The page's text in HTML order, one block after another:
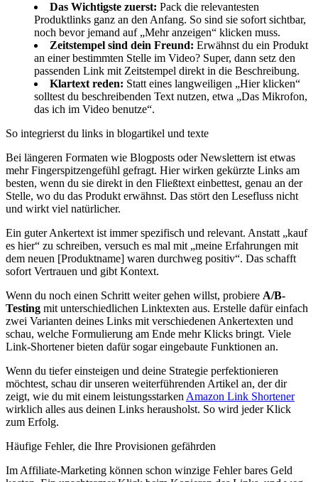
Das Wichtigste zuerst: Pack die relevantesten
Produktlinks ganz an den Anfang. So sind sie sofort sichtbar,
noch bevor jemand auf „Mehr anzeigen“ klicken muss.
Zeitstempel sind dein Freund: Erwähnst du ein Produkt
an einer bestimmten Stelle im Video? Super, dann setz den
passenden Link mit Zeitstempel direkt in die Beschreibung.
Klartext reden: Statt eines langweiligen „Hier klicken“
solltest du beschreibenden Text nutzen, etwa „Das Mikrofon,
das ich im Video benutze“.
So integrierst du links in blogartikel und texte
Bei längeren Formaten wie Blogposts oder Newslettern ist etwas
mehr Fingerspitzengefühl gefragt. Hier wirken gekürzte Links am
besten, wenn du sie direkt in den Fließtext einbettest, genau an der
Stelle, wo du das Produkt erwähnst. Das stört den Lesefluss nicht
und wirkt viel natürlicher.
Ein guter Ankertext ist immer spezifisch und relevant. Anstatt „kauf
es hier“ zu schreiben, versuch es mal mit „meine Erfahrungen mit
dem neuen [Produktname] waren durchweg positiv“. Das schafft
sofort Vertrauen und gibt Kontext.
Wenn du noch einen Schritt weiter gehen willst, probiere A/B-
Testing mit unterschiedlichen Linktexten aus. Erstelle dafür einfach
zwei Varianten deines Links mit verschiedenen Ankertexten und
schau, welche Formulierung am Ende mehr Klicks bringt. Viele
Link-Shortener bieten dafür sogar eingebaute Funktionen an.
Wenn du tiefer einsteigen und deine Strategie perfektionieren
möchtest, schau dir unseren weiterführenden Artikel an, der dir
zeigt, wie du mit einem leistungsstarken Amazon Link Shortener
wirklich alles aus deinen Links herausholst. So wird jeder Klick
zum Erfolg.
Häufige Fehler, die Ihre Provisionen gefährden
Im Affiliate-Marketing können schon winzige Fehler bares Geld